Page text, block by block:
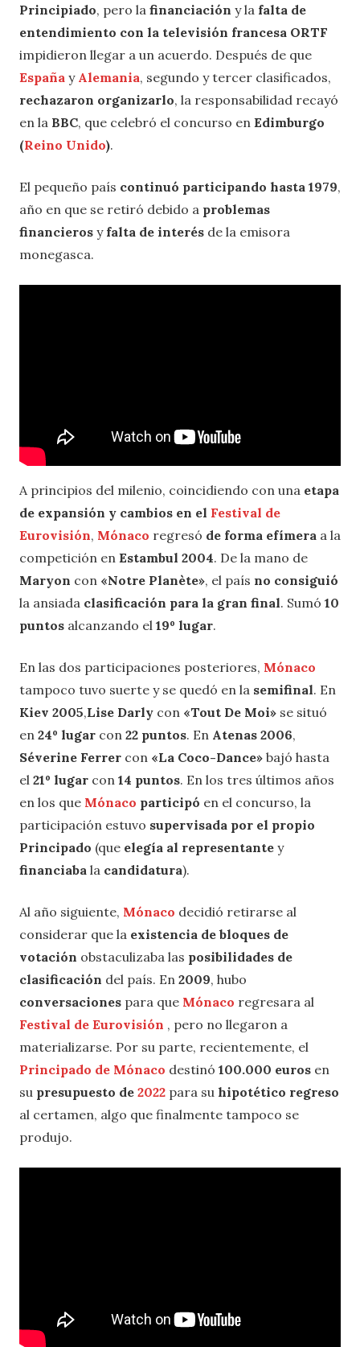
Principiado, pero la financiación y la falta de
entendimiento con la televisión francesa ORTF
impidieron llegar a un acuerdo. Después de que
España y Alemania, segundo y tercer clasificados,
rechazaron organizarlo, la responsabilidad recayó
en la BBC, que celebró el concurso en Edimburgo
(Reino Unido).
El pequeño país continuó participando hasta 1979,
año en que se retiró debido a problemas
financieros y falta de interés de la emisora
monegasca.
A principios del milenio, coincidiendo con una etapa
de expansión y cambios en el Festival de
Eurovisión, Mónaco regresó de forma efímera a la
competición en Estambul 2004. De la mano de
Maryon con «Notre Planète», el país no consiguió
la ansiada clasificación para la gran final. Sumó 10
puntos alcanzando el 19º lugar.
En las dos participaciones posteriores, Mónaco
tampoco tuvo suerte y se quedó en la semifinal. En
Kiev 2005,Lise Darly con «Tout De Moi» se situó
en 24º lugar con 22 puntos. En Atenas 2006,
Séverine Ferrer con «La Coco-Dance» bajó hasta
el 21º lugar con 14 puntos. En los tres últimos años
en los que Mónaco participó en el concurso, la
participación estuvo supervisada por el propio
Principado (que elegía al representante y
financiaba la candidatura).
Al año siguiente, Mónaco decidió retirarse al
considerar que la existencia de bloques de
votación obstaculizaba las posibilidades de
clasificación del país. En 2009, hubo
conversaciones para que Mónaco regresara al
Festival de Eurovisión , pero no llegaron a
materializarse. Por su parte, recientemente, el
Principado de Mónaco destinó 100.000 euros en
su presupuesto de 2022 para su hipotético regreso
al certamen, algo que finalmente tampoco se
produjo.